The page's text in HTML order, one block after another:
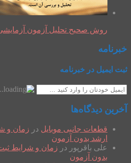
روش صحیح تحلیل آزمون
خبرنامه
ثبت ایمیل در خبرنامه
آخرین دیدگاه‌ها
قطعات جانبی موبایل در زمان و
ارشد بدون آزمون
علی باقرپور در زمان و شرایط
بدون آزمون